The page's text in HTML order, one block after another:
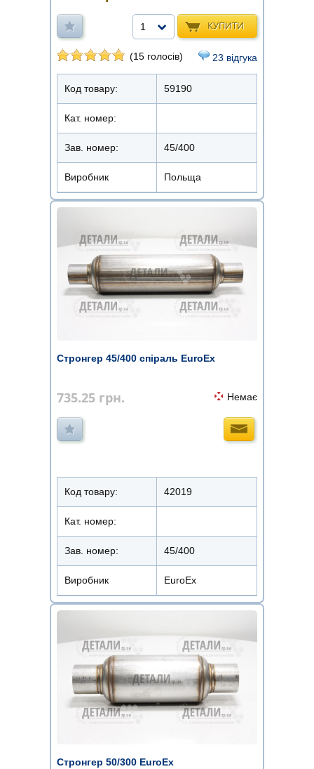
КУПИТИ
1
(15 голосів) 23 відгука
Код товару: 59190
Кат. номер:
Зав. номер: 45/400
Виробник Польща
Стронгер 45/400 спіраль EuroEx
735.25 грн. Немає
Код товару: 42019
Кат. номер:
Зав. номер: 45/400
Виробник EuroEx
Стронгер 50/300 EuroEx